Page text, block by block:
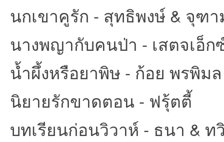
นกเขาคูรัก - สุทธิพงษ์ & จุฑ
นางพญากับคนป่า - เสตจเอ็ก
น้ำผึ้งหรือยาพิษ - ก้อย พรพิมล
นิยายรักขาดตอน - ฟรุ้ตตี้
บทเรียนก่อนวิวาห์ - ธนา &